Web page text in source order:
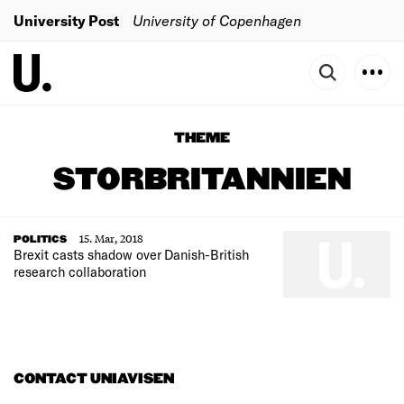
University Post University of Copenhagen
THEME
STORBRITANNIEN
POLITICS
15. Mar, 2018
Brexit casts shadow over Danish-British
research collaboration
CONTACT UNIAVISEN